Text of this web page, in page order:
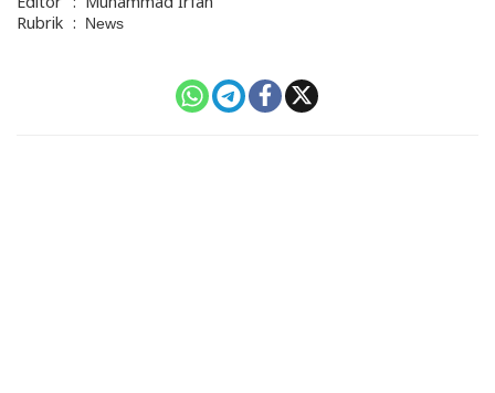
Rubrik : News